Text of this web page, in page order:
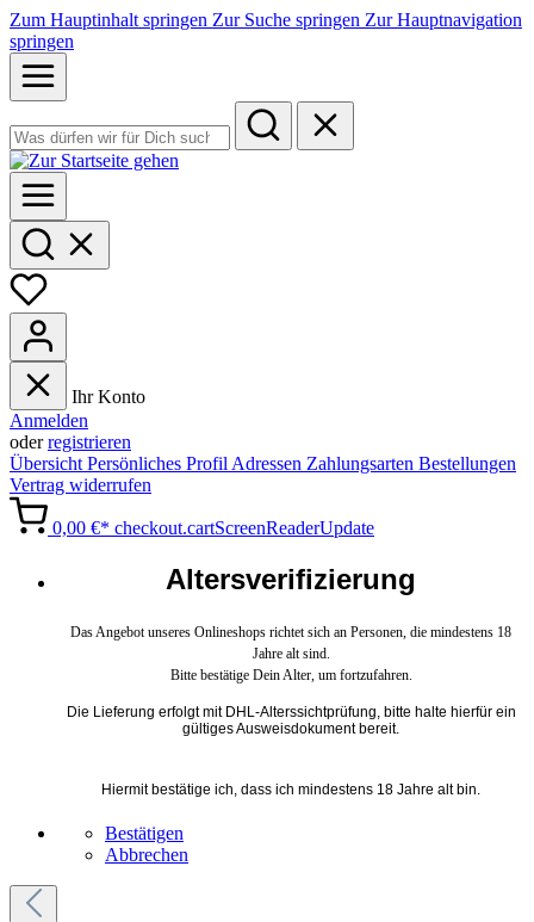
Zum Hauptinhalt springen Zur Suche springen Zur Hauptnavigation
springen
Ihr Konto
Anmelden
oderregistrieren
Übersicht Persönliches Profil Adressen Zahlungsarten Bestellungen
Vertrag widerrufen
0,00 €* checkout.cartScreenReaderUpdate
Altersverifizierung
Das Angebot unseres Onlineshops richtet sich an Personen, die mindestens 18
Jahre alt sind.
Bitte bestätige Dein Alter, um fortzufahren.
Die Lieferung erfolgt mit DHL-Alterssichtprüfung, bitte halte hierfür ein
gültiges Ausweisdokument bereit.
Hiermit bestätige ich, dass ich mindestens 18 Jahre alt bin.
Bestätigen
Abbrechen